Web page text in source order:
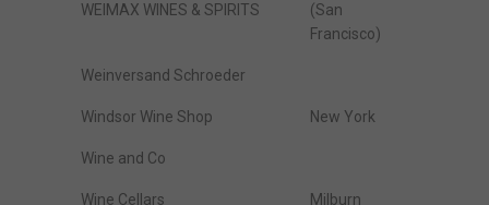
WEIMAX WINES & SPIRITS
(San
Francisco)
Weinversand Schroeder
Windsor Wine Shop New York
Wine and Co
Wine Cellars Milburn